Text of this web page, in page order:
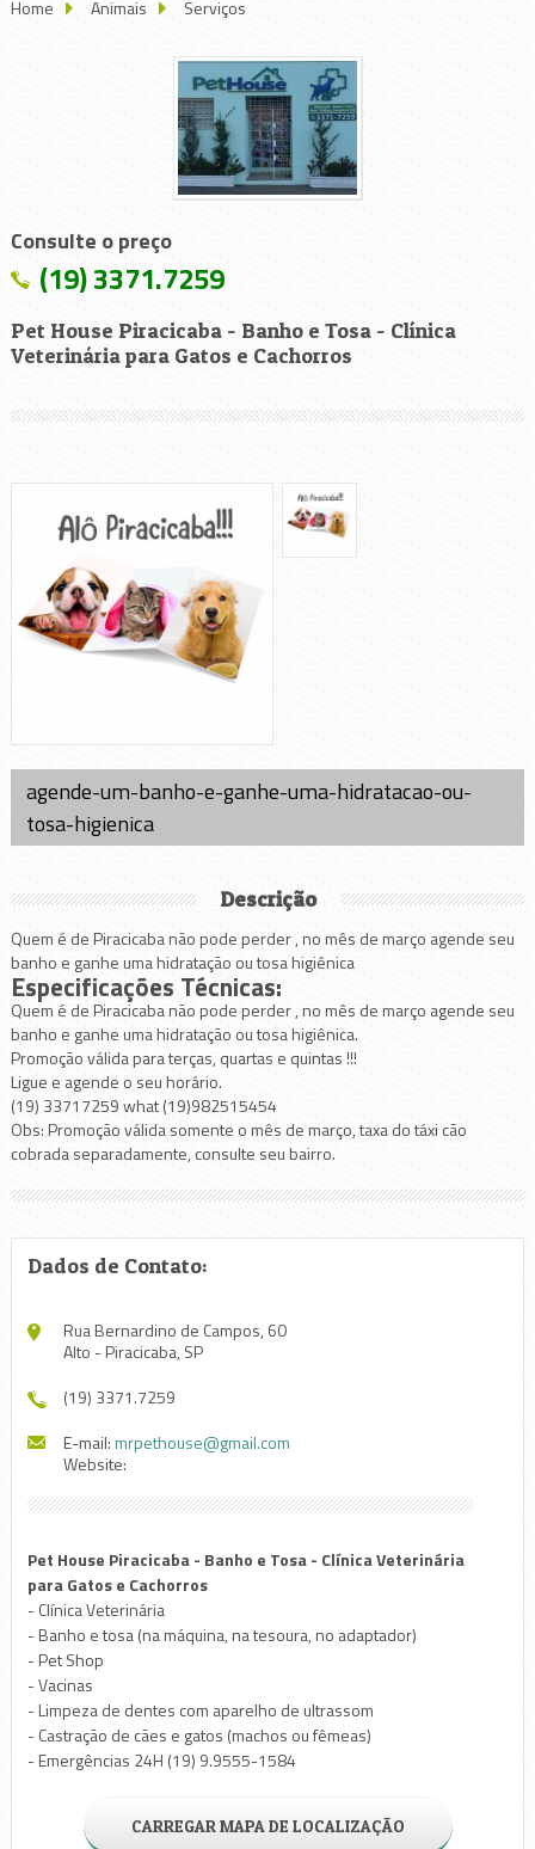
Home
Animais Serviços
Consulte o preço
(19) 3371.7259
Pet House Piracicaba - Banho e Tosa - Clínica
Veterinária para Gatos e Cachorros
agende-um-banho-e-ganhe-uma-hidratacao-ou-
tosa-higienica
Descrição
Quem é de Piracicaba não pode perder , no mês de março agende seu
banho e ganhe uma hidratação ou tosa higiênica
Especificações Técnicas:
Quem é de Piracicaba não pode perder , no mês de março agende seu
banho e ganhe uma hidratação ou tosa higiênica.
Promoção válida para terças, quartas e quintas !!!
Ligue e agende o seu horário.
(19) 33717259 what (19)982515454
Obs: Promoção válida somente o mês de março, taxa do táxi cão
cobrada separadamente, consulte seu bairro.
Dados de Contato:
Rua Bernardino de Campos, 60
Alto - Piracicaba, SP
(19) 3371.7259
E-mail:mrpethouse@gmail.com
Website:
Pet House Piracicaba - Banho e Tosa - Clínica Veterinária
para Gatos e Cachorros
- Clínica Veterinária
- Banho e tosa (na máquina, na tesoura, no adaptador)
- Pet Shop
- Vacinas
- Limpeza de dentes com aparelho de ultrassom
- Castração de cães e gatos (machos ou fêmeas)
- Emergências 24H (19) 9.9555-1584
CARREGAR MAPA DE LOCALIZAÇÃO